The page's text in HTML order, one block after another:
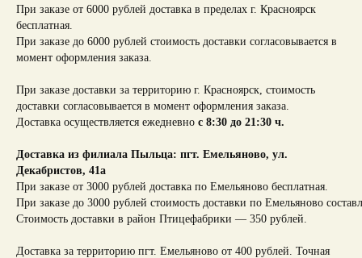
При заказе от 6000 рублей доставка в пределах г. Красноярск
бесплатная.
При заказе до 6000 рублей стоимость доставки согласовывается в
момент оформления заказа.
При заказе доставки за территорию г. Красноярск, стоимость
доставки согласовывается в момент оформления заказа.
Доставка осуществляется ежедневно с 8:30 до 21:30 ч.
Доставка из филиала Пыльца: пгт. Емельяново, ул.
Декабристов, 41а
При заказе от 3000 рублей доставка по Емельяново бесплатная.
При заказе до 3000 рублей стоимость доставки по Емельяново
Стоимость доставки в район Птицефабрики — 350 рублей.
Доставка за территорию пгт. Емельяново от 400 рублей. Точная